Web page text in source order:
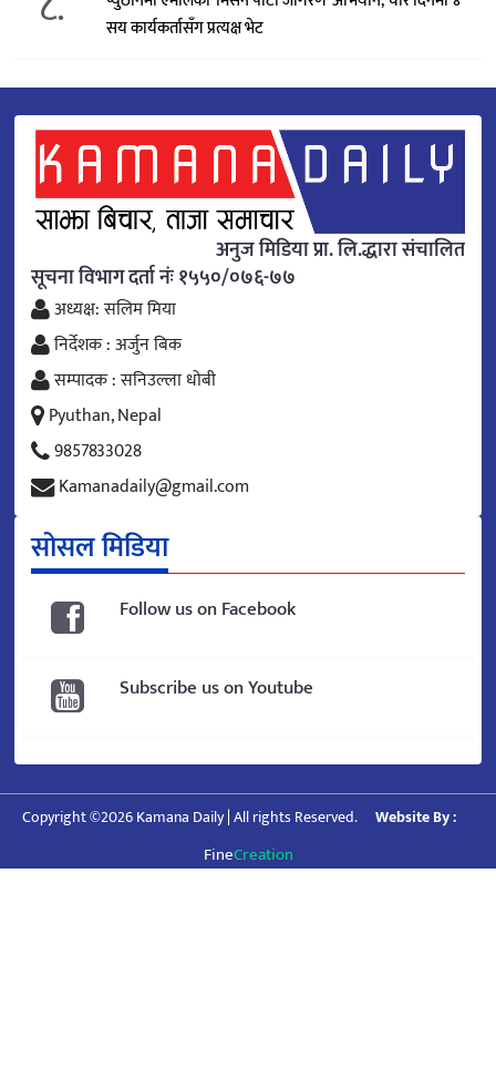
सय कार्यकर्तासँग प्रत्यक्ष भेट
अनुज मिडिया प्रा. लि.द्धारा संचालित
सूचना विभाग दर्ता नंः १५५०/०७६-७७
अध्यक्ष: सलिम मिया
निर्देशक : अर्जुन बिक
सम्पादक : सनिउल्ला धोबी
Pyuthan, Nepal
9857833028
Kamanadaily@gmail.com
सोसल मिडिया
Follow us on Facebook
Subscribe us on Youtube
Copyright ©2026 Kamana Daily | All rights Reserved. Website By :
FineCreation